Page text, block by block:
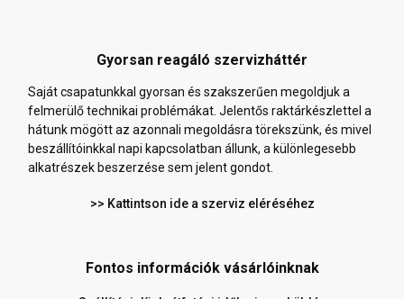
Gyorsan reagáló szervizháttér
Saját csapatunkkal gyorsan és szakszerűen megoldjuk a
felmerülő technikai problémákat. Jelentős raktárkészlettel a
hátunk mögött az azonnali megoldásra törekszünk, és mivel
beszállítóinkkal napi kapcsolatban állunk, a különlegesebb
alkatrészek beszerzése sem jelent gondot.
>> Kattintson ide a szerviz eléréséhez
Fontos információk vásárlóinknak